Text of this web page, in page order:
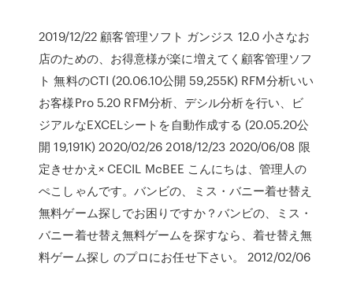
2019/12/22 顧客管理ソフト ガンジス 12.0 小さなお
店のための、お得意様が楽に増えてく顧客管理ソフ
ト 無料のCTI (20.06.10公開 59,255K) RFM分析いい
お客様Pro 5.20 RFM分析、デシル分析を行い、ビ
ジアルなEXCELシートを自動作成する (20.05.20公
開 19,191K) 2020/02/26 2018/12/23 2020/06/08 限
定きせかえ× CECIL McBEE こんにちは、管理人の
ぺこしゃんです。バンビの、ミス・バニー着せ替え
無料ゲーム探しでお困りですか？バンビの、ミス・
バニー着せ替え無料ゲームを探すなら、着せ替え無
料ゲーム探し のプロにお任せ下さい。 2012/02/06